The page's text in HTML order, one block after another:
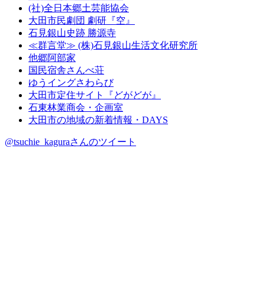
(社)全日本郷土芸能協会
大田市民劇団 劇研『空』
石見銀山史跡 勝源寺
≪群言堂≫ (株)石見銀山生活文化研究所
他郷阿部家
国民宿舎さんべ荘
ゆうイングさわらび
大田市定住サイト『どがどが』
石東林業商会・企画室
大田市の地域の新着情報・DAYS
@tsuchie_kaguraさんのツイート